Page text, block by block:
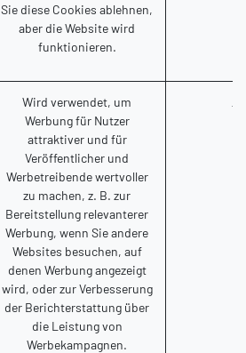
Sie diese Cookies ablehnen,
aber die Website wird
funktionieren.
Wird verwendet, um
Werbung für Nutzer
attraktiver und für
Veröffentlicher und
Werbetreibende wertvoller
zu machen, z. B. zur
Bereitstellung relevanterer
Werbung, wenn Sie andere
Websites besuchen, auf
denen Werbung angezeigt
wird, oder zur Verbesserung
der Berichterstattung über
die Leistung von
Werbekampagnen.